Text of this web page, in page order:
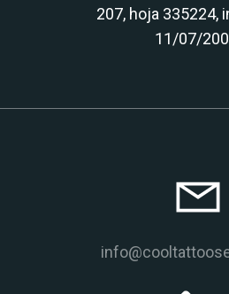
207, hoja 335224,
11/07/